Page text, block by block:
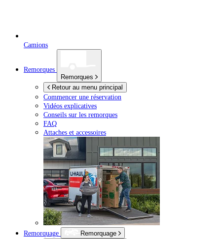
Camions
Remorques
Remorques
Retour au menu principal
Commencer une réservation
Vidéos explicatives
Conseils sur les remorques
FAQ
Attaches et accessoires
Remorquage
Remorquage